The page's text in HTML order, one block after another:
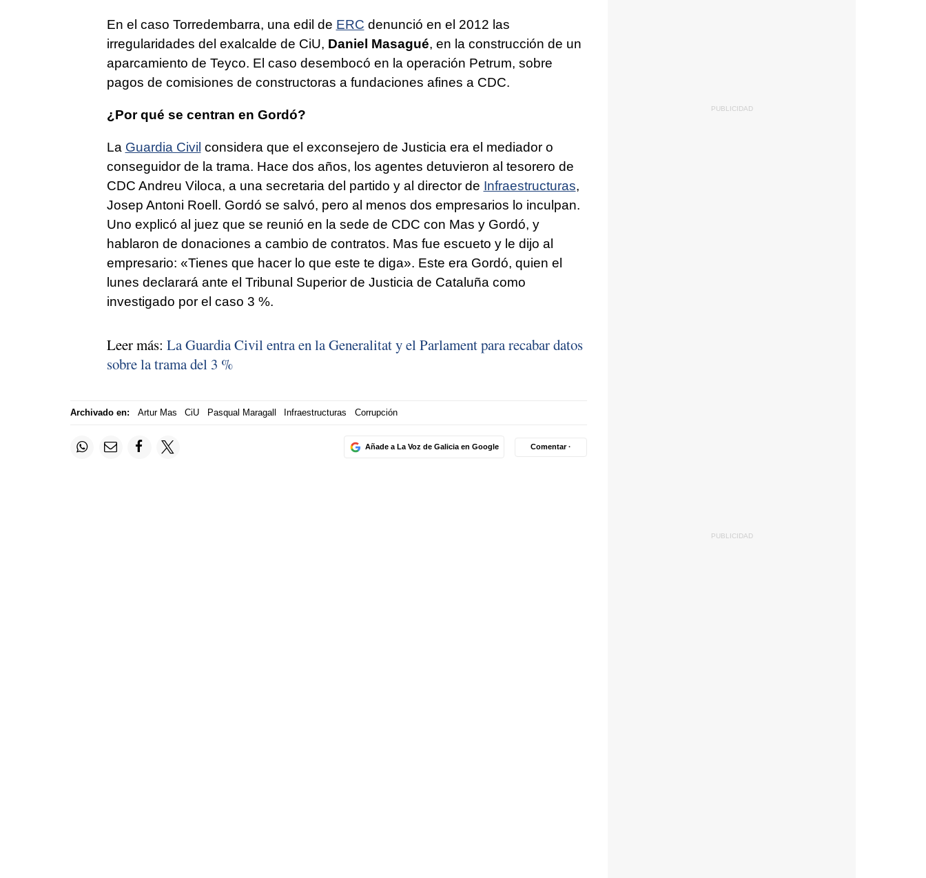
En el caso Torredembarra, una edil de ERC denunció en el 2012 las
irregularidades del exalcalde de CiU, Daniel Masagué, en la construcción de un
aparcamiento de Teyco. El caso desembocó en la operación Petrum, sobre
pagos de comisiones de constructoras a fundaciones afines a CDC.
¿Por qué se centran en Gordó?
La Guardia Civil considera que el exconsejero de Justicia era el mediador o
conseguidor de la trama. Hace dos años, los agentes detuvieron al tesorero de
CDC Andreu Viloca, a una secretaria del partido y al director de Infraestructuras,
Josep Antoni Roell. Gordó se salvó, pero al menos dos empresarios lo inculpan.
Uno explicó al juez que se reunió en la sede de CDC con Mas y Gordó, y
hablaron de donaciones a cambio de contratos. Mas fue escueto y le dijo al
empresario: «Tienes que hacer lo que este te diga». Este era Gordó, quien el
lunes declarará ante el Tribunal Superior de Justicia de Cataluña como
investigado por el caso 3 %.
Leer más: La Guardia Civil entra en la Generalitat y el Parlament para recabar datos
sobre la trama del 3 %
Archivado en: Artur Mas CiU Pasqual Maragall Infraestructuras Corrupción
Añade a La Voz de Galicia en Google Comentar ·